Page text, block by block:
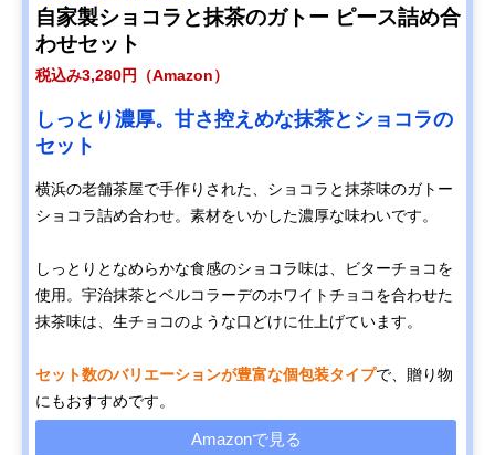
自家製ショコラと抹茶のガトー ピース詰め合
わせセット
税込み3,280円（Amazon）
しっとり濃厚。甘さ控えめな抹茶とショコラの
セット
横浜の老舗茶屋で手作りされた、ショコラと抹茶味のガトー
ショコラ詰め合わせ。素材をいかした濃厚な味わいです。
しっとりとなめらかな食感のショコラ味は、ビターチョコを
使用。宇治抹茶とベルコラーデのホワイトチョコを合わせた
抹茶味は、生チョコのような口どけに仕上げています。
セット数のバリエーションが豊富な個包装タイプで、贈り物
にもおすすめです。
Amazonで見る